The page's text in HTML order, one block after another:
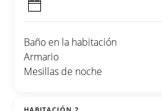
Baño en la habitación
Armario
Mesillas de noche